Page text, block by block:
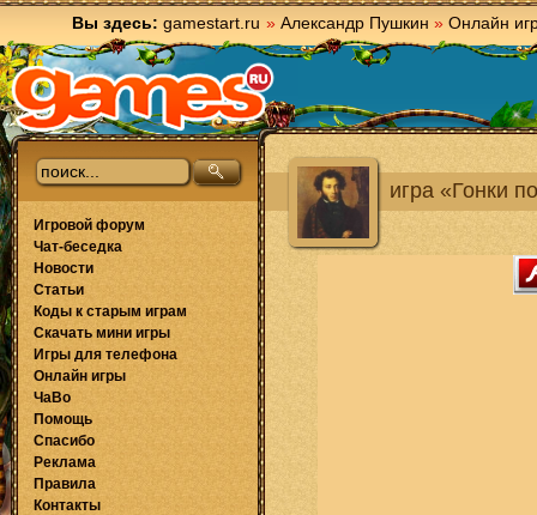
Вы здесь: gamestart.ru » Александр Пушкин » Онлайн
игра «Гонки
Игровой форум
Чат-беседка
Новости
Статьи
Коды к старым играм
Скачать мини игры
Игры для телефона
Онлайн игры
ЧаВо
Помощь
Спасибо
Реклама
Правила
Контакты